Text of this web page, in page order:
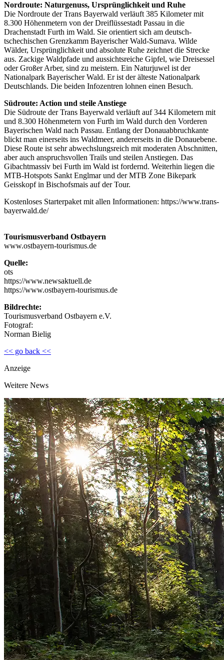
Nordroute: Naturgenuss, Ursprünglichkeit und Ruhe
Die Nordroute der Trans Bayerwald verläuft 385 Kilometer mit
8.300 Höhenmetern von der Dreiflüssestadt Passau in die
Drachenstadt Furth im Wald. Sie orientiert sich am deutsch-
tschechischen Grenzkamm Bayerischer Wald-Sumava. Wilde
Wälder, Ursprünglichkeit und absolute Ruhe zeichnet die Strecke
aus. Zackige Waldpfade und aussichtsreiche Gipfel, wie Dreisessel
oder Großer Arber, sind zu meistern. Ein Naturjuwel ist der
Nationalpark Bayerischer Wald. Er ist der älteste Nationalpark
Deutschlands. Die beiden Infozentren lohnen einen Besuch.
Südroute: Action und steile Anstiege
Die Südroute der Trans Bayerwald verläuft auf 344 Kilometern mit
und 8.300 Höhenmetern von Furth im Wald durch den Vorderen
Bayerischen Wald nach Passau. Entlang der Donauabbruchkante
blickt man einerseits ins Waldmeer, andererseits in die Donauebene.
Diese Route ist sehr abwechslungsreich mit moderaten Abschnitten,
aber auch anspruchsvollen Trails und steilen Anstiegen. Das
Gibachtmassiv bei Furth im Wald ist fordernd. Weiterhin liegen die
MTB-Hotspots Sankt Englmar und der MTB Zone Bikepark
Geisskopf in Bischofsmais auf der Tour.
Kostenloses Starterpaket mit allen Informationen: https://www.trans-
bayerwald.de/
Tourismusverband Ostbayern
www.ostbayern-tourismus.de
Quelle:
ots
https://www.newsaktuell.de
https://www.ostbayern-tourismus.de
Bildrechte:
Tourismusverband Ostbayern e.V.
Fotograf:
Norman Bielig
<< go back <<
Anzeige
Weitere News